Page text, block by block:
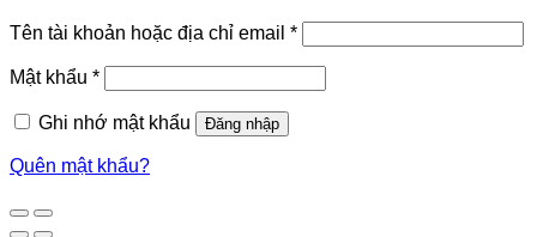
Tên tài khoản hoặc địa chỉ email *
Mật khẩu *
Ghi nhớ mật khẩu Đăng nhập
Quên mật khẩu?